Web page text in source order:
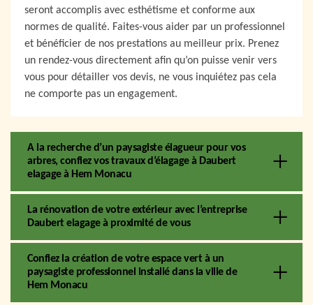
seront accomplis avec esthétisme et conforme aux
normes de qualité. Faites-vous aider par un professionnel
et bénéficier de nos prestations au meilleur prix. Prenez
un rendez-vous directement afin qu’on puisse venir vers
vous pour détailler vos devis, ne vous inquiétez pas cela
ne comporte pas un engagement.
A la recherche d’un paysagiste élagueur pour vos
arbres, confiez vos travaux d’élagage à Daubert
elagage à Hem Monacu
La rénovation de votre extérieur avec l’entreprise
Daubert elagage à proximité de vous
Confiez la création de votre espace vert à un
paysagiste professionnel installé dans la ville de
Hem Monacu